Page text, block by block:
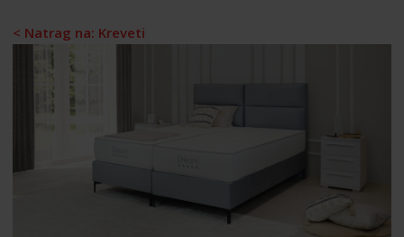
< Natrag na: Kreveti